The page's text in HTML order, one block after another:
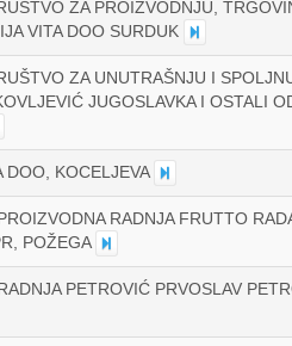
ZA PROIZVODNJU,
VITA DOO SURDUK
ZA UNUTRAŠNJU I
JUGOSLAVKA I OSTALI
DOO, KOCELJEVA
RADNJA FRUTTO
POŽEGA
PETROVIĆ PRVOSLAV